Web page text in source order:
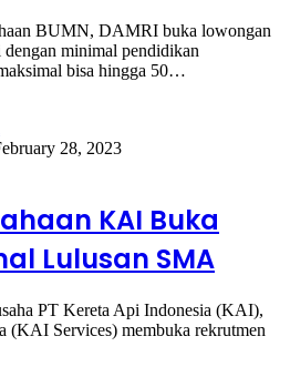
BUMN, DAMRI buka lowongan
dengan minimal pendidikan
bisa hingga 50…
28, 2023
KAI Buka
Lulusan SMA
PT Kereta Api Indonesia (KAI),
(KAI Services) membuka rekrutmen